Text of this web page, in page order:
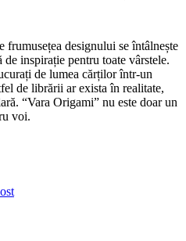
frumusețea designului se întâlnește
inspirație pentru toate vârstele.
de lumea cărților într-un
de librării ar exista în realitate,
“Vara Origami” nu este doar un
voi.